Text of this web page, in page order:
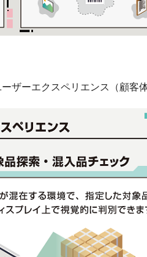
ザーエクスペリエンス（顧客